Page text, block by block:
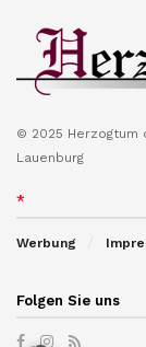
© 2025 Herzogtum
Lauenburg
*
Werbung
Folgen Sie uns